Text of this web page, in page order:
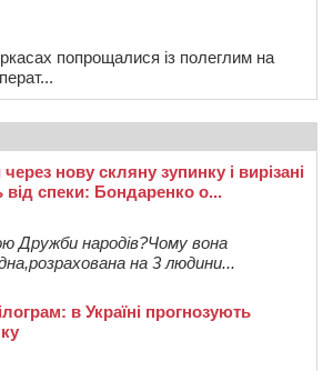
попрощалися із полеглим на
нову скляну зупинку і вирізані
спеки: Бондаренко о...
Дружби народів?Чому вона
на 3 людини...
в Україні прогнозують